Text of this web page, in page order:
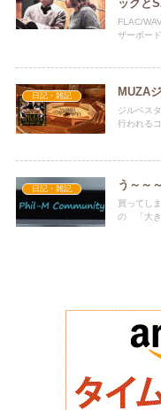
ックと
FLAC/
ザーボー
日記・雑記 MUZA
ジルベス
行われる
日記・雑記 う～
買って
の 「大き